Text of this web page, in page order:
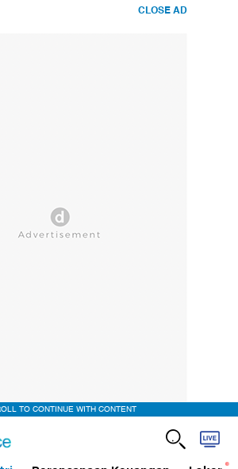
CLOSE AD
TO CONTINUE WITH CONTENT